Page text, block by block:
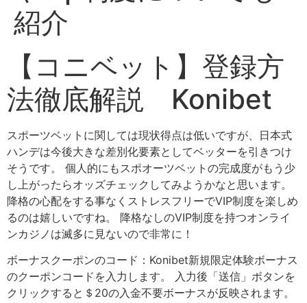
紹介
【コニベット】登録方
法徹底解説 Konibet
スポーツベットに関しては現状得点は低いですが、日本式
ハンデは今後大きな差別化要素としてベッターを引きつけ
そうです。 個人的にもスポオーツベットの完成度がもう少
し上がったらオッズチェックしてみようかなと思います。
降格の心配をする事なくストレスフリーでVIP制度を楽しめ
るのは嬉しいですね。 降格なしのVIP制度を持つオンライ
ンカジノは滅多に見ないので非常に！
ボーナスクーポンのコード：Konibet新規限定体験ボーナス
のクーポンコードを入力します。 入力後「送信」ボタンを
クリックすると＄20の入金不要ボーナスが反映されます。